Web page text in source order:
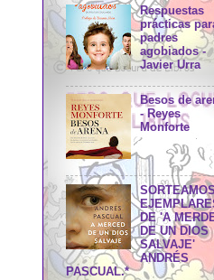
Respuestas
prácticas
padres
agobiados -
Javier Urra
Besos de
- Reyes
Monforte
DE 'A
DE UN DIOS
SALVAJE'
ANDRÉS
PASCUAL.*